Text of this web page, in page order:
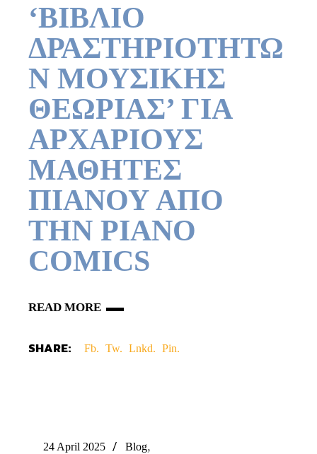
‘ΒΙΒΛΙΟ
ΔΡΑΣΤΗΡΙΟΤΗΤΩ
Ν ΜΟΥΣΙΚΗΣ
ΘΕΩΡΙΑΣ’ ΓΙΑ
ΑΡΧΑΡΙΟΥΣ
ΜΑΘΗΤΕΣ
ΠΙΑΝΟΥ ΑΠΟ
ΤΗΝ PIANO
COMICS
READ MORE
SHARE: Fb. Tw. Lnkd. Pin.
24 April 2025 Blog,